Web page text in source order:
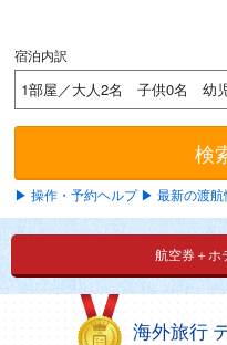
宿泊内訳
1部屋／大人2名 子供0名 幼
検
▶ 操作・予約ヘルプ ▶ 最新の渡航
航空券＋ホ
海外旅行